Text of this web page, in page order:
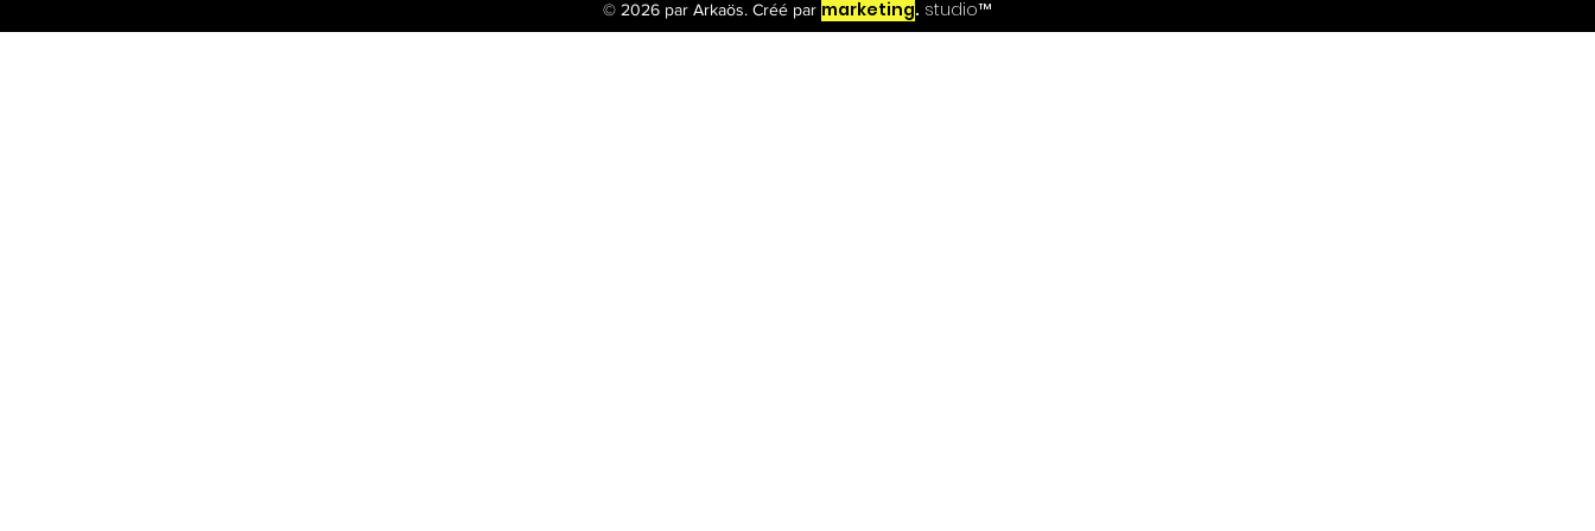
© 2026 par Arkaös. Créé par marketing. studio™